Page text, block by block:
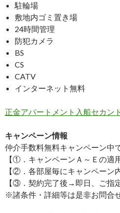
駐輪場
敷地内ゴミ置き場
24時間管理
防犯カメラ
BS
CS
CATV
インターネット無料
正金アパートメント入船セカン
キャンペーン情報
仲介手数料無料キャンペーン中
【①．キャンペーンＡ～Ｅの適
【②．各部屋毎にキャンペーン
【③．契約完了後→即日、ご指
※諸条件・詳細等は是非お問合